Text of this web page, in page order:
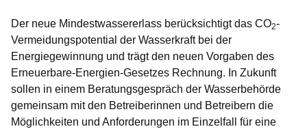
Der neue Mindestwassererlass berücksichtigt das CO2-
Vermeidungspotential der Wasserkraft bei der
Energiegewinnung und trägt den neuen Vorgaben des
Erneuerbare-Energien-Gesetzes Rechnung. In Zukunft
sollen in einem Beratungsgespräch der Wasserbehörde
gemeinsam mit den Betreiberinnen und Betreibern die
Möglichkeiten und Anforderungen im Einzelfall für eine